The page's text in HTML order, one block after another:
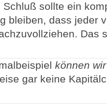
Schluß sollte ein
bleiben, dass jeder
Das
können
gar keine